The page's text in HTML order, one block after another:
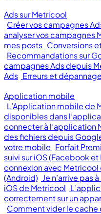
Ads sur Metricool
Créer vos campagnes
analyser vos campagnes
mes posts Conversions
Recommandations sur
campagnes Ads depuis
Ads Erreurs et
Application mobile
L’Application mobile de
disponibles dans
connecter à l’application
des fichiers depuis
votre mobile Forfait
suivi sur iOS (Facebook
connexion avec
(Android) Je n’arrive pas
iOS de Metricool
correctement sur un
Comment vider le